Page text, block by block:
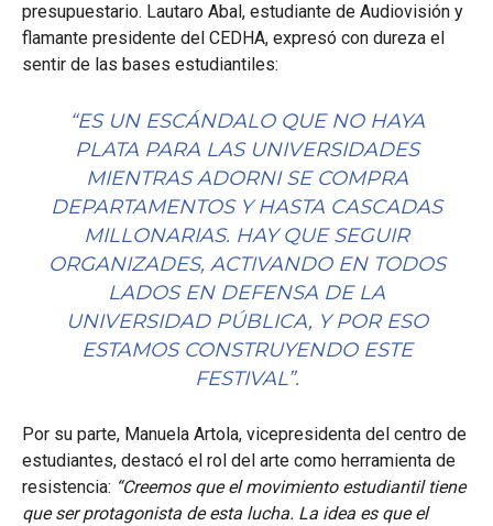
presupuestario. Lautaro Abal, estudiante de Audiovisión y
flamante presidente del CEDHA, expresó con dureza el
sentir de las bases estudiantiles:
“ES UN ESCÁNDALO QUE NO HAYA
PLATA PARA LAS UNIVERSIDADES
MIENTRAS ADORNI SE COMPRA
DEPARTAMENTOS Y HASTA CASCADAS
MILLONARIAS. HAY QUE SEGUIR
ORGANIZADES, ACTIVANDO EN TODOS
LADOS EN DEFENSA DE LA
UNIVERSIDAD PÚBLICA, Y POR ESO
ESTAMOS CONSTRUYENDO ESTE
FESTIVAL”.
Por su parte, Manuela Artola, vicepresidenta del centro de
estudiantes, destacó el rol del arte como herramienta de
resistencia: “Creemos que el movimiento estudiantil tiene
que ser protagonista de esta lucha. La idea es que el